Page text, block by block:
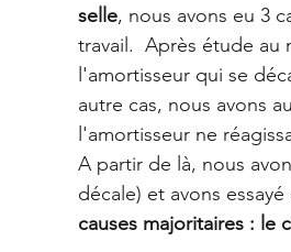
selle, nous avons eu 3
travail.  Après étude au
l'amortisseur qui se
autre cas, nous avons
l'amortisseur ne
A partir de là, nous
décale) et avons
causes majoritaires : le